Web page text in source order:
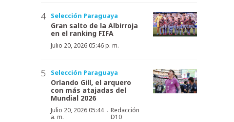
Selección Paraguaya
Gran salto de la Albirroja
en el ranking FIFA
Julio 20, 2026 05:46 p. m.
Selección Paraguaya
Orlando Gill, el arquero
con más atajadas del
Mundial 2026
Julio 20, 2026 05:44
a. m.
·Redacción
D10